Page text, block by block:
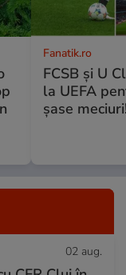
Fanatik.ro
FCSB și U
la UEFA
șase
02 aug.